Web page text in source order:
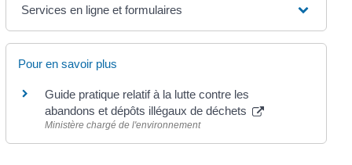
Services en ligne et formulaires
Pour en savoir plus
Guide pratique relatif à la lutte contre les
abandons et dépôts illégaux de déchets
Ministère chargé de l'environnement